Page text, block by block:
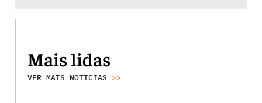
Mais lidas
VER MAIS NOTICIAS >>